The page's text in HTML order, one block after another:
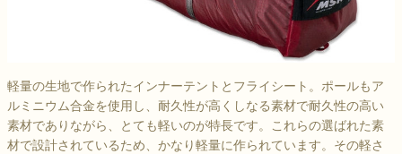
軽量の生地で作られたインナーテントとフライシート。ポールもア
ルミニウム合金を使用し、耐久性が高くしなる素材で耐久性の高い
素材でありながら、とても軽いのが特長です。これらの選ばれた素
材で設計されているため、かなり軽量に作られています。その軽さ